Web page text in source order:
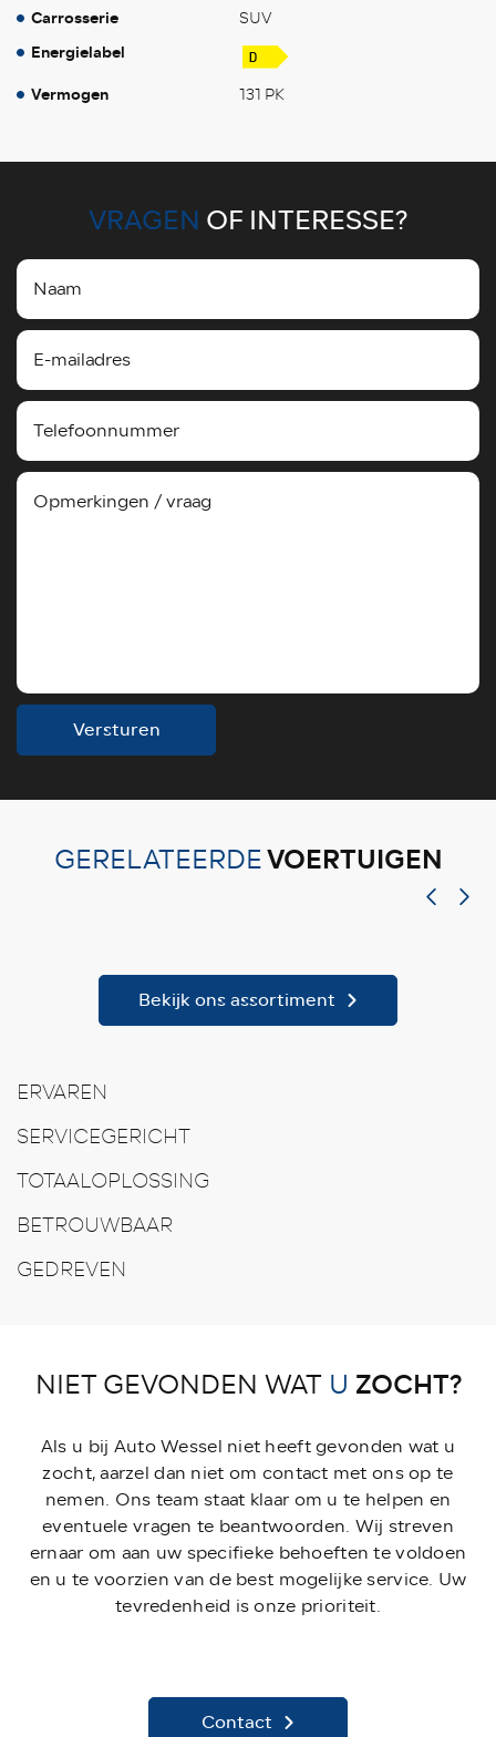
Carrosserie SUV
Energielabel
Vermogen
131 PK
VRAGEN OF INTERESSE?
Versturen
GERELATEERDEVOERTUIGEN
Bekijk ons assortiment
ERVAREN
SERVICEGERICHT
TOTAALOPLOSSING
BETROUWBAAR
GEDREVEN
NIET GEVONDEN WAT U ZOCHT?
Als u bij Auto Wessel niet heeft gevonden wat u
zocht, aarzel dan niet om contact met ons op te
nemen. Ons team staat klaar om u te helpen en
eventuele vragen te beantwoorden. Wij streven
ernaar om aan uw specifieke behoeften te voldoen
en u te voorzien van de best mogelijke service. Uw
tevredenheid is onze prioriteit.
Contact